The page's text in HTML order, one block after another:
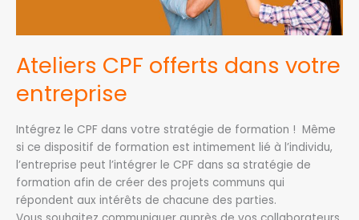
Ateliers CPF offerts dans votre
entreprise
Intégrez le CPF dans votre stratégie de formation ! Même
si ce dispositif de formation est intimement lié à l’individu,
l’entreprise peut l’intégrer le CPF dans sa stratégie de
formation afin de créer des projets communs qui
répondent aux intérêts de chacune des parties.